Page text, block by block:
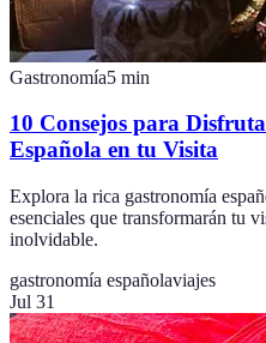
Gastronomía5 min
10 Consejos para
Española en tu Visita
Explora la rica gastronomía
esenciales que transformarán tu
inolvidable.
gastronomía españolaviajes
Jul 31